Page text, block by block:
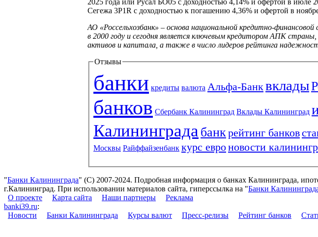
Сегежа 3Р1R с доходностью к погашению 4,36% и офертой в
АО «Россельхозбанк» – основа национальной кредитно-
в 2000 году и сегодня является ключевым кредитором АПК
активов и капитала, а также в число лидеров рейтинга
Отзывы
банки кредиты валюта Альфа-Банк вклады
банков Сбербанк Калининград Вклады Калининград
Калининграда банкрейтинг банков
Москвы Райффайзенбанк курс евроновости
"Банки Калининграда" (С) 2007-2024. Подробная информация о банках Калининграда,
г.Калининград. При использовании материалов сайта, гиперссылка на "Банки
О проекте
Карта сайта Наши партнеры
Реклама
banki39.ru:
Новости
Банки Калининграда Курсы валют Пресс-релизы Рейтинг банков